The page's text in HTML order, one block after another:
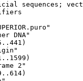
sequences;
DNA"
2"